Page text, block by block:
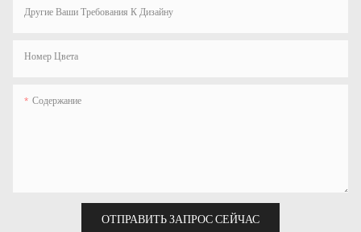
Другие Ваши Требования К Дизайну
Номер Цвета
Содержание
ОТПРАВИТЬ ЗАПРОС СЕЙЧАС